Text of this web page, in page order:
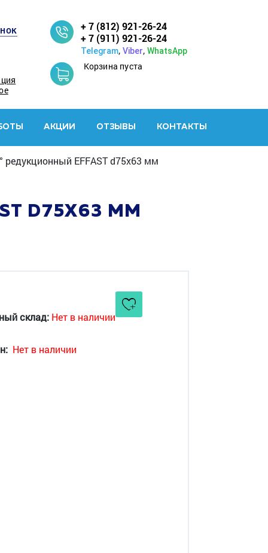
+ 7 (812) 921-26-24
+ 7 (911) 921-26-24
Telegram, Viber, WhatsApp
Корзина пуста
АКЦИИ ОТЗЫВЫ КОНТАКТЫ
редукционный EFFAST d75x63 мм
D75X63 ММ
склад: Нет в наличии
Нет в наличии